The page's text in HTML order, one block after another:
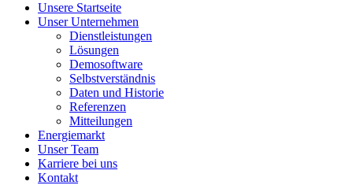
Unsere Startseite
Unser Unternehmen
Dienstleistungen
Lösungen
Demosoftware
Selbstverständnis
Daten und Historie
Referenzen
Mitteilungen
Energiemarkt
Unser Team
Karriere bei uns
Kontakt